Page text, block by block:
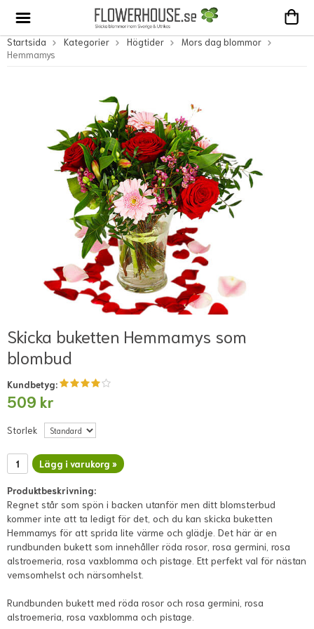
Startsida Kategorier Högtider
Mors dag blommor
Hemmamys
Skicka buketten Hemmamys som
blombud
Kundbetyg:
509 kr
Storlek
Lägg i varukorg »
Produktbeskrivning:
Regnet står som spön i backen utanför men ditt blomsterbud
kommer inte att ta ledigt för det, och du kan skicka buketten
Hemmamys för att sprida lite värme och glädje. Det här är en
rundbunden bukett som innehåller röda rosor, rosa germini, rosa
alstroemeria, rosa vaxblomma och pistage. Ett perfekt val för nästan
vemsomhelst och närsomhelst.
Rundbunden bukett med röda rosor och rosa germini, rosa
alstroemeria, rosa vaxblomma och pistage.